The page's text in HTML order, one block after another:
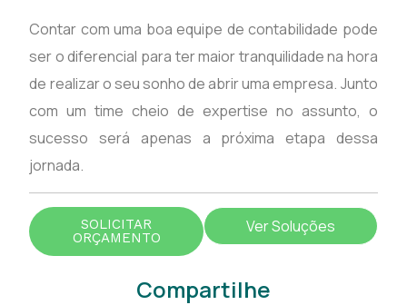
Contar com uma boa equipe de contabilidade pode
ser o diferencial para ter maior tranquilidade na hora
de realizar o seu sonho de abrir uma empresa. Junto
com um time cheio de expertise no assunto, o
sucesso será apenas a próxima etapa dessa
jornada.
SOLICITAR
ORÇAMENTO
Ver Soluções
Compartilhe